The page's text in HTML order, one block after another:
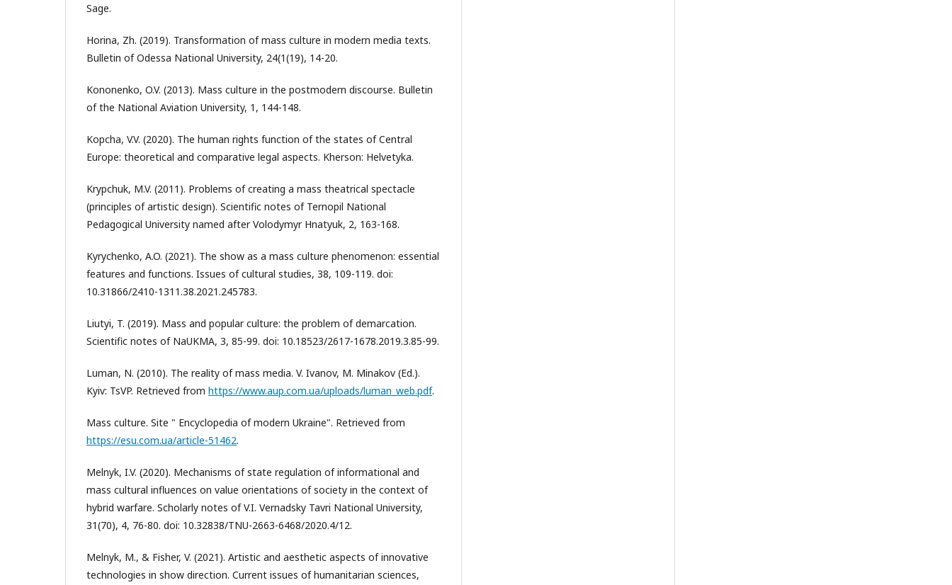
Sage.
Horina, Zh. (2019). Transformation of mass culture in modern media texts.
Bulletin of Odessa National University, 24(1(19), 14-20.
Kononenko, O.V. (2013). Mass culture in the postmodern discourse. Bulletin
of the National Aviation University, 1, 144-148.
Kopcha, V.V. (2020). The human rights function of the states of Central
Europe: theoretical and comparative legal aspects. Kherson: Helvetyka.
Krypchuk, M.V. (2011). Problems of creating a mass theatrical spectacle
(principles of artistic design). Scientific notes of Ternopil National
Pedagogical University named after Volodymyr Hnatyuk, 2, 163-168.
Kyrychenko, A.O. (2021). The show as a mass culture phenomenon: essential
features and functions. Issues of cultural studies, 38, 109-119. doi:
10.31866/2410-1311.38.2021.245783.
Liutyi, T. (2019). Mass and popular culture: the problem of demarcation.
Scientific notes of NaUKMA, 3, 85-99. doi: 10.18523/2617-1678.2019.3.85-99.
Luman, N. (2010). The reality of mass media. V. Ivanov, M. Minakov (Ed.).
Kyiv: TsVP. Retrieved from https://www.aup.com.ua/uploads/luman_web.pdf.
Mass culture. Site " Encyclopedia of modern Ukraine". Retrieved from
https://esu.com.ua/article-51462.
Melnyk, I.V. (2020). Mechanisms of state regulation of informational and
mass cultural influences on value orientations of society in the context of
hybrid warfare. Scholarly notes of V.I. Vernadsky Tavri National University,
31(70), 4, 76-80. doi: 10.32838/TNU-2663-6468/2020.4/12.
Melnyk, M., & Fisher, V. (2021). Artistic and aesthetic aspects of innovative
technologies in show direction. Current issues of humanitarian sciences,